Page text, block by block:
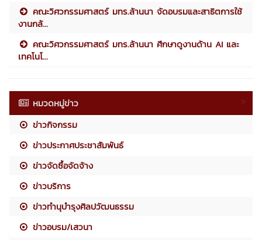
คณะวิศวกรรมศาสตร์ มทร.ล้านนา จัดอบรมและสาธิตการใช้
งานกล้...
คณะวิศวกรรมศาสตร์ มทร.ล้านนา ศึกษาดูงานด้าน AI และ
เทคโนโ...
หมวดหมู่ข่าว
ข่าวกิจกรรม
ข่าวประกาศประชาสัมพันธ์
ข่าวจัดซื้อจัดจ้าง
ข่าวบริการ
ข่าวทำนุบำรุงศิลปวัฒนธรรม
ข่าวอบรม/เสวนา